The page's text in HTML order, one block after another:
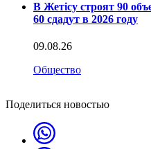
В Жетісу строят 90
60 сдадут в 2026 году
09.08.26
Общество
Поделиться новостью